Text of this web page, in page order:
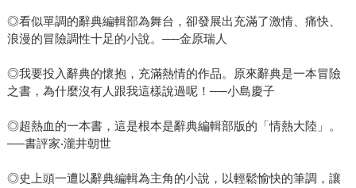
◎看似單調的辭典編輯部為舞台，卻發展出充滿了激情、痛快、
浪漫的冒險調性十足的小說。──金原瑞人
◎我要投入辭典的懷抱，充滿熱情的作品。原來辭典是一本冒險
之書，為什麼沒有人跟我這樣說過呢！──小島慶子
◎超熱血的一本書，這是根本是辭典編輯部版的「情熱大陸」。
──書評家‧瀧井朝世
◎史上頭一遭以辭典編輯為主角的小說，以輕鬆愉快的筆調，讓